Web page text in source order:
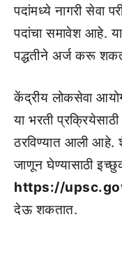
पदांमध्ये नागरी सेवा
पदांचा समावेश आहे.
पद्धतीने अर्ज करू
केंद्रीय लोकसेवा
या भरती
ठरविण्यात आली आहे.
जाणून घेण्यासाठी
https://
देऊ शकतात.